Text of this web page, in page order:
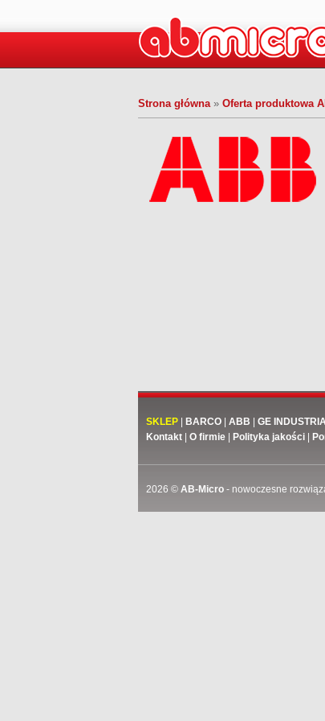
Strona główna» Oferta produktowa
SKLEP BARCO ABB GE
Kontakt
O firmie Polityka jakości
2026 © AB-Micro - nowoczesne